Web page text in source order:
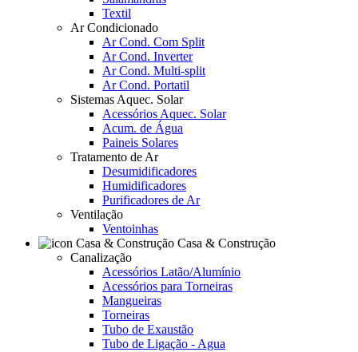
Textil
Ar Condicionado
Ar Cond. Com Split
Ar Cond. Inverter
Ar Cond. Multi-split
Ar Cond. Portatil
Sistemas Aquec. Solar
Acessórios Aquec. Solar
Acum. de Água
Paineis Solares
Tratamento de Ar
Desumidificadores
Humidificadores
Purificadores de Ar
Ventilação
Ventoinhas
Casa & Construção
Canalização
Acessórios Latão/Alumínio
Acessórios para Torneiras
Mangueiras
Torneiras
Tubo de Exaustão
Tubo de Ligação - Agua